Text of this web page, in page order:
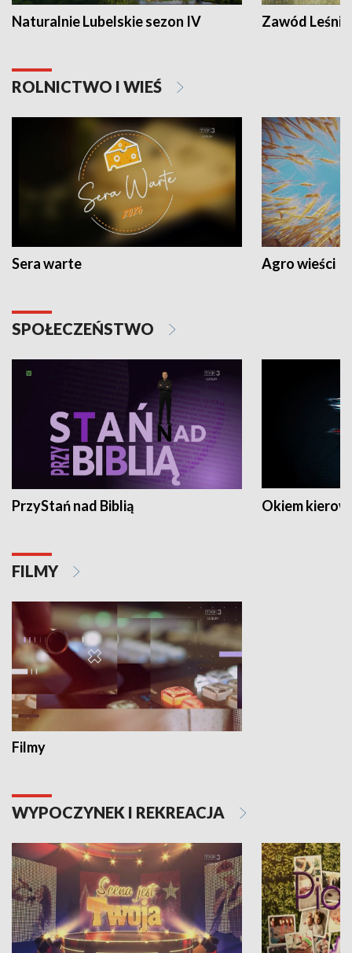
Naturalnie Lubelskie sezon IV Zawód Leśnik
ROLNICTWO I WIEŚ
Sera warte Agro wieści
SPOŁECZEŃSTWO
PrzyStań nad Biblią Okiem
FILMY
Filmy
WYPOCZYNEK I REKREACJA